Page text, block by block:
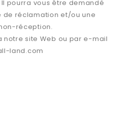
pourra vous être demandé
de réclamation et/ou une
réception.
notre site Web ou par e-mail
land.com